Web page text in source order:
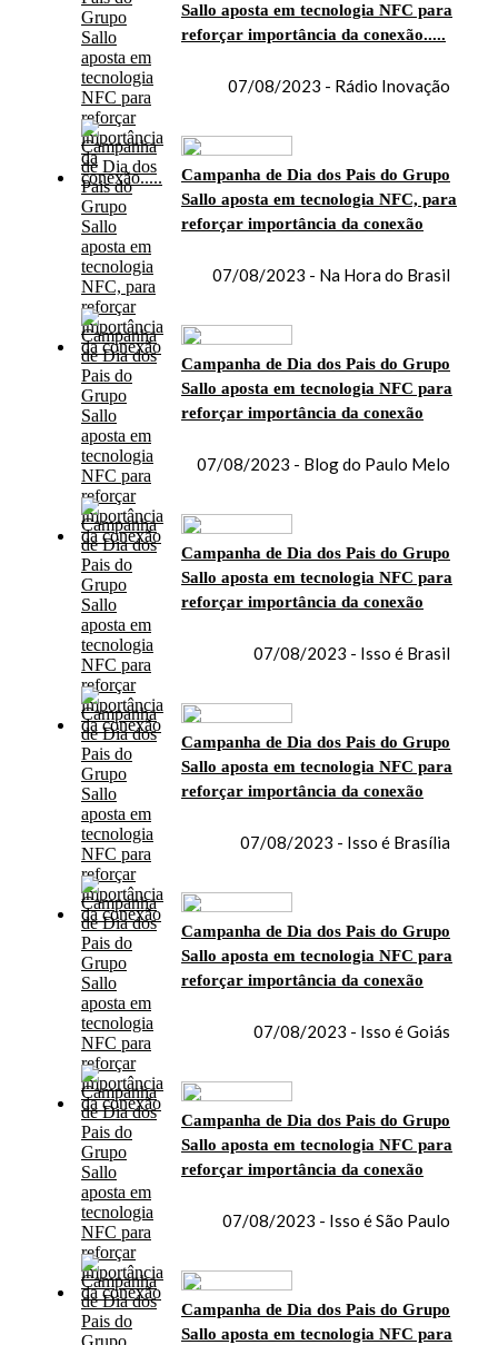
Sallo aposta em tecnologia NFC para
reforçar importância da conexão.....
07/08/2023 - Rádio Inovação
Campanha de Dia dos Pais do Grupo
Sallo aposta em tecnologia NFC, para
reforçar importância da conexão
07/08/2023 - Na Hora do Brasil
Campanha de Dia dos Pais do Grupo
Sallo aposta em tecnologia NFC para
reforçar importância da conexão
07/08/2023 - Blog do Paulo Melo
Campanha de Dia dos Pais do Grupo
Sallo aposta em tecnologia NFC para
reforçar importância da conexão
07/08/2023 - Isso é Brasil
Campanha de Dia dos Pais do Grupo
Sallo aposta em tecnologia NFC para
reforçar importância da conexão
07/08/2023 - Isso é Brasília
Campanha de Dia dos Pais do Grupo
Sallo aposta em tecnologia NFC para
reforçar importância da conexão
07/08/2023 - Isso é Goiás
Campanha de Dia dos Pais do Grupo
Sallo aposta em tecnologia NFC para
reforçar importância da conexão
07/08/2023 - Isso é São Paulo
Campanha de Dia dos Pais do Grupo
Sallo aposta em tecnologia NFC para